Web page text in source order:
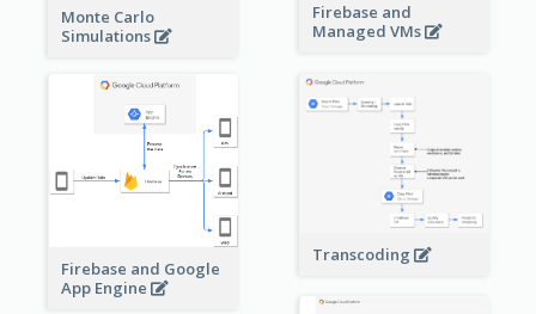
Firebase and
Managed VMs
Monte Carlo
Simulations
Firebase and Google
App Engine
Transcoding